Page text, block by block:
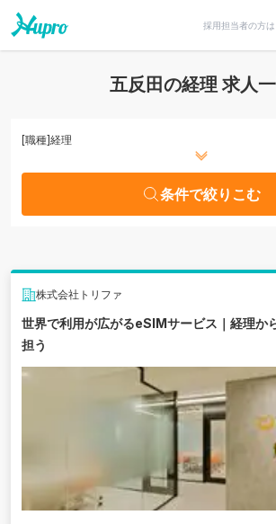
採用担当者の方
五反田の経理 求人
[職種]経理
条件で絞りこむ
株式会社トリファ
世界で利用が広がるeSIMサービス｜経理か
担う